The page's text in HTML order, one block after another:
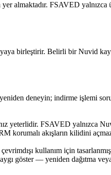
almaktadır. FSAVED
birleştirir. Belirli bir Nuvid
deneyin; indirme işlemi
yeterlidir. FSAVED yalnızca
korumalı akışların kilidini
kullanım için
göster — yeniden dağıtma